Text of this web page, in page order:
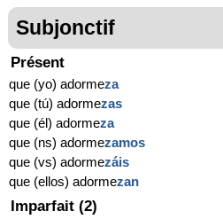
Subjonctif
Présent
que (yo) adormeza
que (tú) adormezas
que (él) adormeza
que (ns) adormezamos
que (vs) adormezáis
que (ellos) adormezan
Imparfait (2)